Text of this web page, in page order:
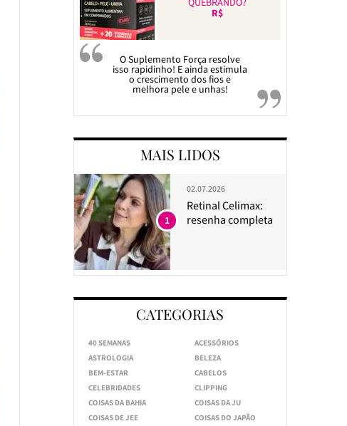
R$
O Suplemento Força resolve
isso rapidinho! E ainda estimula
o crescimento dos fios e
melhora pele e unhas!
MAIS LIDOS
02.07.2026
Retinal Celimax:
resenha completa
1
CATEGORIAS
40 SEMANAS
ACESSÓRIOS
ASTROLOGIA
BELEZA
BEM-ESTAR
CABELOS
CELEBRIDADES
CLIPPING
COISAS DA BAHIA
COISAS DA JU
COISAS DE JEE
COISAS DO JAPÃO